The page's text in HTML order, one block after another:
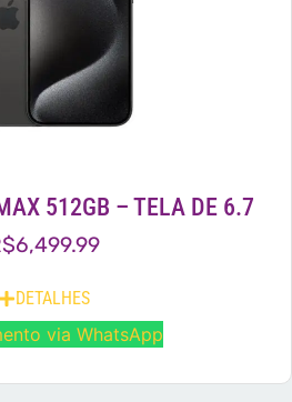
512GB – TELA DE 6.7
6,499.99
DETALHES
via WhatsApp